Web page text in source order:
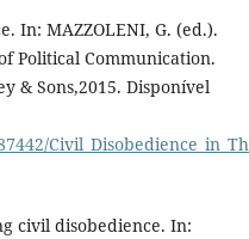
In: MAZZOLENI, G. (ed.).
Political Communication.
& Sons,2015. Disponível
civil disobedience. In: